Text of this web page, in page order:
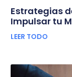
Estrategias
Impulsar tu
LEER TODO